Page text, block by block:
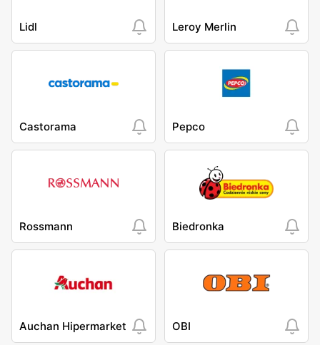
Lidl Leroy Merlin
Castorama Pepco
Rossmann Biedronka
Auchan Hipermarket OBI